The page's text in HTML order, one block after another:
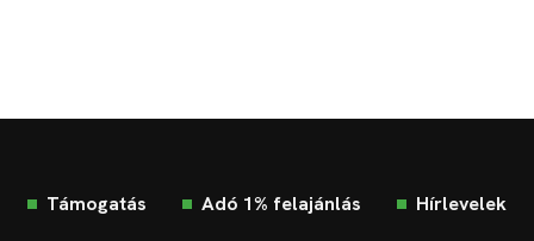
Támogatás Adó 1% felajánlás Hírlevelek